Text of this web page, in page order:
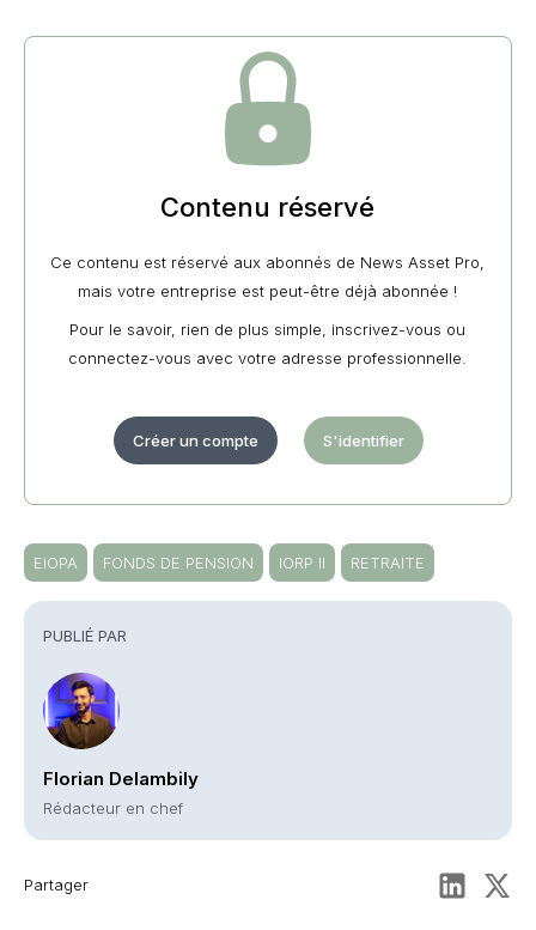
PUBLIÉ PAR
Florian Delambily
Rédacteur en chef
Partager
Contenu réservé
Ce contenu est réservé aux abonnés de News Asset Pro,
mais votre entreprise est peut-être déjà abonnée !
Pour le savoir, rien de plus simple, inscrivez-vous ou
connectez-vous avec votre adresse professionnelle.
Créer un compte S'identifier
EIOPA FONDS DE PENSION IORP II RETRAITE